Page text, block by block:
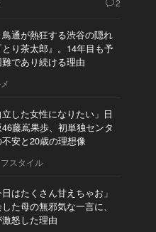
通が熱狂する渋谷の隠れ
り茶太郎』。14年目も予
であり続ける理由
立した女性になりたい」日
46藤嶌果歩、初単独センタ
不安と20歳の理想像
スタイル
日はたくさん甘えちゃお」
た母の無邪気な一言に、
怒した理由